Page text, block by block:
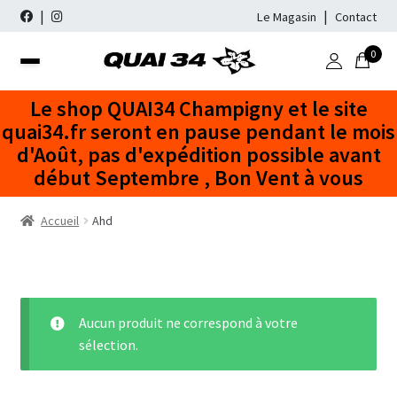
Le Magasin Contact
à
navigation
au
contenu
0
Recherche
Recherche
WINDSURF
PACKS COMPLETS
FLOTTEURS
Slalom Race
Freeride No Cam
Freeride Cam
Slalom / Race
Freestyle Wave
MATS
WHISBONES
FOIL DE WINDSURF
WINGFOIL
FLOTTEURS
FOILS
ACCESSOIRES / BAGAGERIE
STAND UP PADDLE
RIGIDE
ACCESSOIRES SUP
COMBINAISONS
CHAUSSONS
ACCESSOIRES NÉOPRÈNE
DESTOCKAGE
OCCASIONS
FLOTTEURS DE WINDSURF
MARQUES
Le shop QUAI34 Champigny et le site
quai34.fr seront en pause pendant le mois
d'Août, pas d'expédition possible avant
début Septembre , Bon Vent à vous
Accueil Ahd
Aucun produit ne correspond à votre
sélection.